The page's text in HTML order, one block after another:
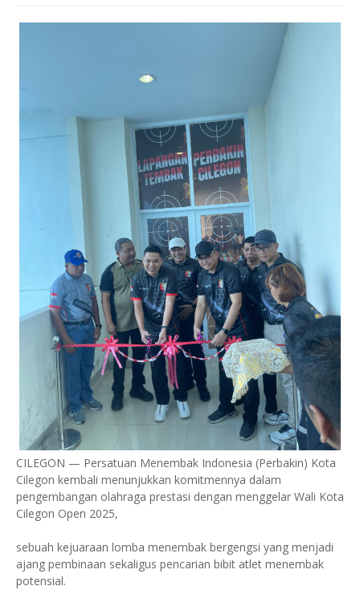
CILEGON — Persatuan Menembak Indonesia (Perbakin) Kota
Cilegon kembali menunjukkan komitmennya dalam
pengembangan olahraga prestasi dengan menggelar Wali Kota
Cilegon Open 2025,
sebuah kejuaraan lomba menembak bergengsi yang menjadi
ajang pembinaan sekaligus pencarian bibit atlet menembak
potensial.